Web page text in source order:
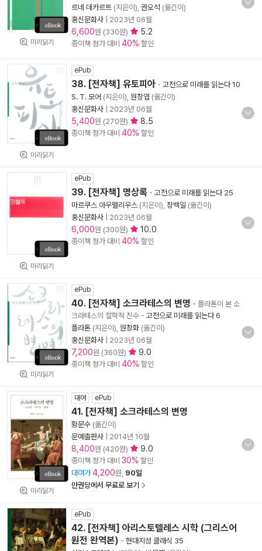
미리읽기
르네 데카르트 (지은이), 권오석 (옮긴이)
홍신문화사
2023년 06월
6,600원 (330원) 5.2
종이책 정가 대비 40% 할인
미리읽기
ePub
38. [전자책] 유토피아 - 고전으로 미래를 읽는다 10
S. T. 모어 (지은이), 원창엽 (옮긴이)
홍신문화사
2023년 06월
5,400원 (270원) 8.5
종이책 정가 대비 40% 할인
미리읽기
ePub
39. [전자책] 명상록 - 고전으로 미래를 읽는다 25
마르쿠스 아우렐리우스 (지은이), 장백일 (옮긴이)
홍신문화사
2023년 06월
6,000원 (300원) 10.0
종이책 정가 대비 40% 할인
미리읽기
ePub
40. [전자책] 소크라테스의 변명 - 플라톤이 본 소
크라테스의 철학적 진수 - 고전으로 미래를 읽는다 6
플라톤 (지은이), 원창화 (옮긴이)
홍신문화사
2023년 06월
7,200원 (360원) 9.0
종이책 정가 대비 40% 할인
미리읽기
대여 ePub
41. [전자책] 소크라테스의 변명
황문수 (옮긴이)
문예출판사
2014년 10월
8,400원 (420원) 9.0
종이책 정가 대비 30% 할인
대여가 4,200원, 90일
만권당에서 무료로 보기
ePub
42. [전자책] 아리스토텔레스 시학 (그리스어
원전 완역본) - 현대지성 클래식 35